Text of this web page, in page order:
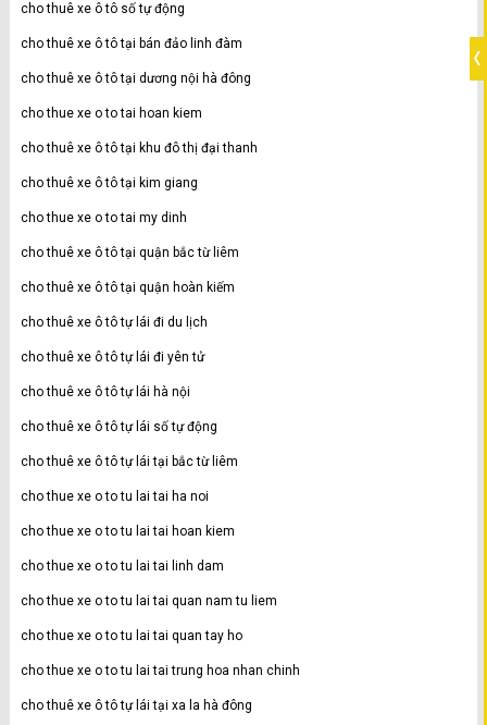
cho thuê xe ô tô số tự động
cho thuê xe ô tô tại bán đảo linh đàm
cho thuê xe ô tô tại dương nội hà đông
cho thue xe o to tai hoan kiem
cho thuê xe ô tô tại khu đô thị đại thanh
cho thuê xe ô tô tại kim giang
cho thue xe o to tai my dinh
cho thuê xe ô tô tại quận bắc từ liêm
cho thuê xe ô tô tại quận hoàn kiếm
cho thuê xe ô tô tự lái đi du lịch
cho thuê xe ô tô tự lái đi yên tử
cho thuê xe ô tô tự lái hà nội
cho thuê xe ô tô tự lái số tự động
cho thuê xe ô tô tự lái tại bắc từ liêm
cho thue xe o to tu lai tai ha noi
cho thue xe o to tu lai tai hoan kiem
cho thue xe o to tu lai tai linh dam
cho thue xe o to tu lai tai quan nam tu liem
cho thue xe o to tu lai tai quan tay ho
cho thue xe o to tu lai tai trung hoa nhan chinh
cho thuê xe ô tô tự lái tại xa la hà đông